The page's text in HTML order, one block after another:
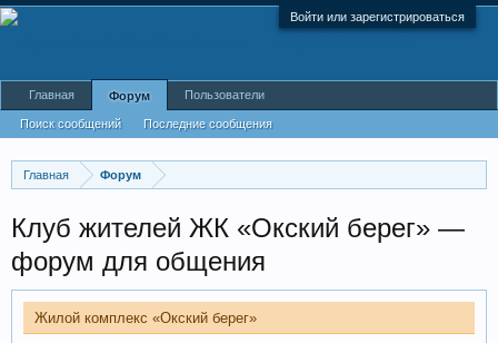
Войти или зарегистрироваться
Главная Форум
Клуб жителей ЖК «Окский берег» —
форум для общения
Жилой комплекс «Окский берег»
Главная Форум
Поиск сообщений Последние сообщения
Пользователи